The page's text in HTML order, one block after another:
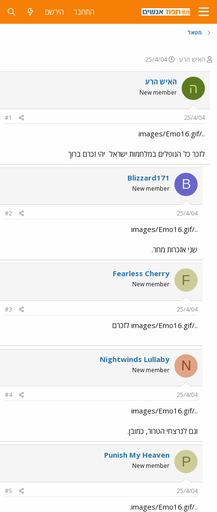
התחבר הירשם
מטאל
פ
ח
ה
ו
ש
האיש הרע
פ
ס
ם
ת
י
25/4/04
ה האיש הרע
New member
25/4/04
#1
../images/Emo16.gif
לזכר כל הנופלים במלחמות ישראל יהי זכרם ברוך
B
Blizzard171
New member
25/4/04
#2
../images/Emo16.gif
שני אזכרות מחר.
F
Fearless Cherry
New member
25/4/04
#3
../images/Emo16.gif לזכרם
N
Nightwinds Lullaby
New member
25/4/04
#4
../images/Emo16.gif
וגם לנרצחי הטרור, כמובן.
P
Punish My Heaven
New member
25/4/04
#5
../images/Emo16.gif.